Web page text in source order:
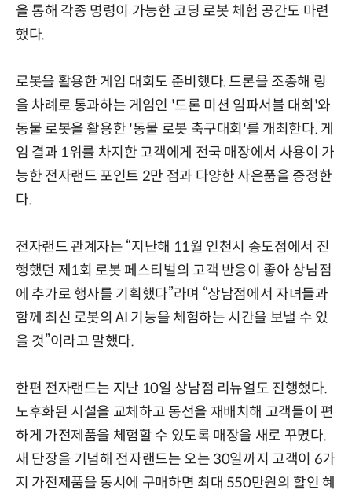
을 통해 각종 명령이 가능한 코딩 로봇 체험 공간도 마련
했다.
로봇을 활용한 게임 대회도 준비했다. 드론을 조종해 링
을 차례로 통과하는 게임인 '드론 미션 임파서블 대회'와
동물 로봇을 활용한 '동물 로봇 축구대회'를 개최한다. 게
임 결과 1위를 차지한 고객에게 전국 매장에서 사용이 가
능한 전자랜드 포인트 2만 점과 다양한 사은품을 증정한
다.
전자랜드 관계자는 “지난해 11월 인천시 송도점에서 진
행했던 제1회 로봇 페스티벌의 고객 반응이 좋아 상남점
에 추가로 행사를 기획했다”라며 “상남점에서 자녀들과
함께 최신 로봇의 AI 기능을 체험하는 시간을 보낼 수 있
을 것”이라고 말했다.
한편 전자랜드는 지난 10일 상남점 리뉴얼도 진행했다.
노후화된 시설을 교체하고 동선을 재배치해 고객들이 편
하게 가전제품을 체험할 수 있도록 매장을 새로 꾸몄다.
새 단장을 기념해 전자랜드는 오는 30일까지 고객이 6가
지 가전제품을 동시에 구매하면 최대 550만원의 할인 혜